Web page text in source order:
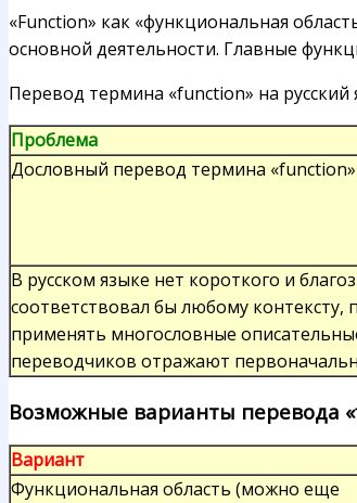
«Function» как «функциональная
основной деятельности. Главные
Перевод термина «function» на русский
Проблема
Дословный перевод термина
В русском языке нет короткого и
соответствовал бы любому
применять многословные
переводчиков отражают
Возможные варианты перевода
Вариант
Функциональная область (можно еще